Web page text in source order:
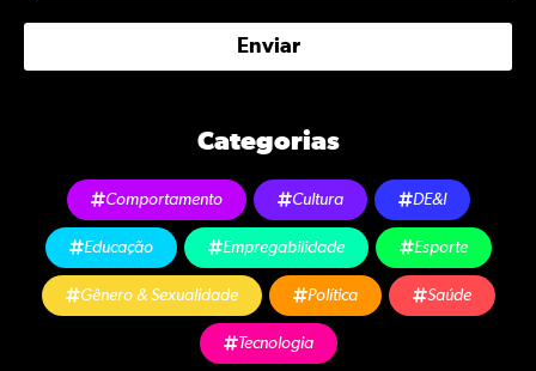
Enviar
Categorias
Comportamento Cultura DE&I
Educação Empregabilidade Esporte
Gênero & Sexualidade Política Saúde
Tecnologia